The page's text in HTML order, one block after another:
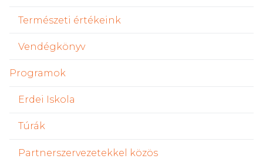
Természeti értékeink
Vendégkönyv
Programok
Erdei Iskola
Túrák
Partnerszervezetekkel közös